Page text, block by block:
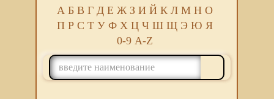
А Б В Г Д Е Ж З И Й К Л М Н О
П Р С Т У Ф Х Ц Ч Ш Щ Э Ю Я
0-9 A-Z